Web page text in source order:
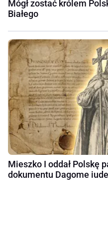
Mógł zostać królem
Białego
Mieszko I oddał Polskę
dokumentu Dagome